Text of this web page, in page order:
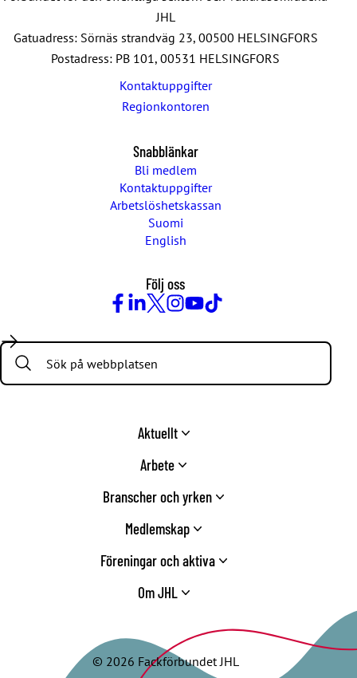
JHL
Gatuadress: Sörnäs strandväg 23, 00500 HELSINGFORS
Postadress: PB 101, 00531 HELSINGFORS
Kontaktuppgifter
Regionkontoren
Snabblänkar
Bli medlem
Kontaktuppgifter
Arbetslöshetskassan
Suomi
English
Följ oss
Search:
Aktuellt
Arbete
Branscher och yrken
Medlemskap
Föreningar och aktiva
Om JHL
© 2026 Fackförbundet JHL